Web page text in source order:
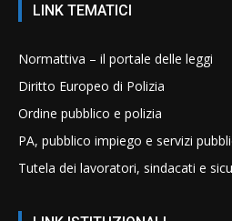
LINK TEMATICI
Normattiva – il portale delle leggi
Diritto Europeo di Polizia
Ordine pubblico e polizia
PA, pubblico impiego e servizi
Tutela dei lavoratori, sindacati e